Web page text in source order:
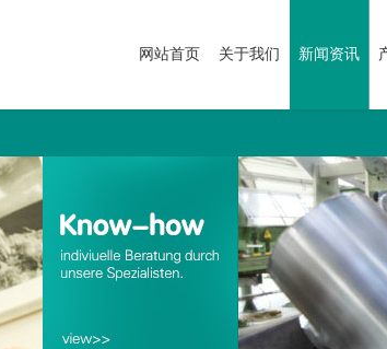
网站首页 关于我们 新闻资讯